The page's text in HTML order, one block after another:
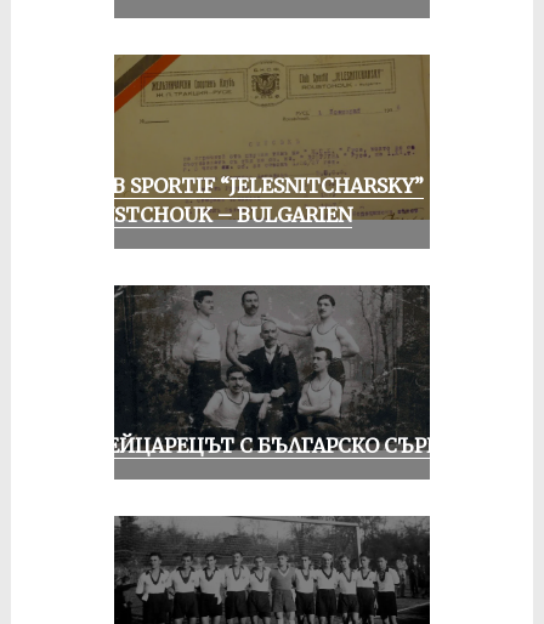
CLUB SPORTIF “JELESNITCHARSKY”
ROUSTCHOUK – BULGARIEN
ШВЕЙЦАРЕЦЪТ С БЪЛГАРСКО СЪРЦЕ